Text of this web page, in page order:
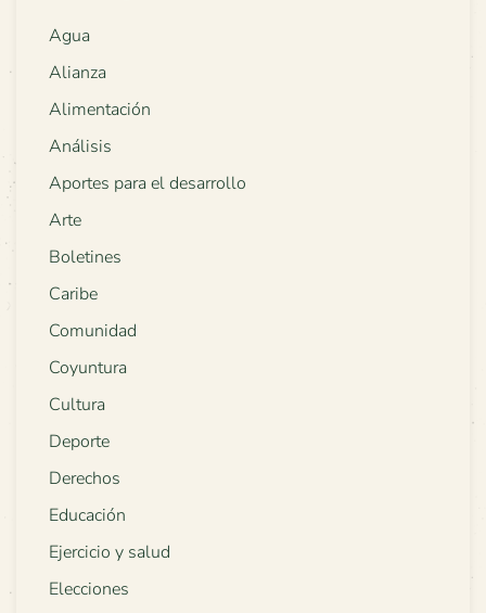
Agua
Alianza
Alimentación
Análisis
Aportes para el desarrollo
Arte
Boletines
Caribe
Comunidad
Coyuntura
Cultura
Deporte
Derechos
Educación
Ejercicio y salud
Elecciones